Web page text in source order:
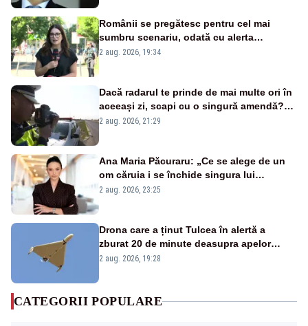
Românii se pregătesc pentru cel mai
sumbru scenariu, odată cu alerta
energetică
2 aug. 2026, 19:34
Dacă radarul te prinde de mai multe ori în
aceeași zi, scapi cu o singură amendă?
Ce spune legea
2 aug. 2026, 21:29
Ana Maria Păcuraru: „Ce se alege de un
om căruia i se închide singura lui
portiță?”
2 aug. 2026, 23:25
Drona care a ținut Tulcea în alertă a
zburat 20 de minute deasupra apelor
României. Au fost ridicate două F-16
2 aug. 2026, 19:28
CATEGORII POPULARE